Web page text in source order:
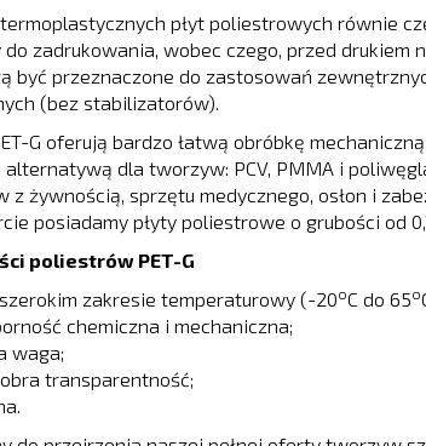
płyt poliestrowych równie
zadrukowania, wobec czego, przed drukiem
być przeznaczone do zastosowań
(bez stabilizatorów).
G oferują bardzo łatwą obróbkę
dla tworzyw: PCV, PMMA i
z żywnością, sprzętu medycznego, osłon i
posiadamy płyty poliestrowe o grubości od
poliestrów PET-G
zakresie temperaturowy (-20oC do 65o
chemiczna i mechaniczna;
waga;
transparentność;